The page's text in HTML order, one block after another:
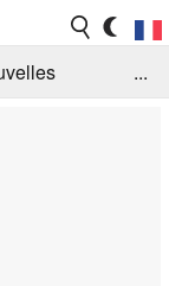
...